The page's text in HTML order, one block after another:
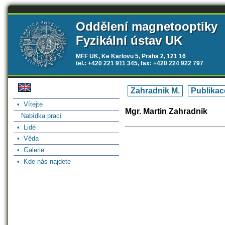
Oddělení magnetooptiky
Fyzikální ústav UK
MFF UK, Ke Karlovu 5, Praha 2, 121 16
tel.: +420 221 911 345, fax: +420 224 922 797
• Vítejte
Nabídka prací
• Lidé
• Věda
• Galerie
• Kde nás najdete
Zahradnik M.
Mgr. Martin Zahradnik